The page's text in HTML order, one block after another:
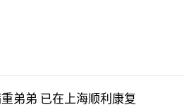
弟弟 已在上海顺利康复